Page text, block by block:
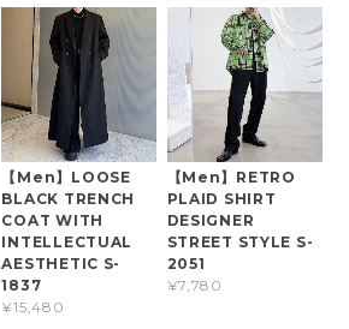
【Men】LOOSE
BLACK TRENCH
COAT WITH
INTELLECTUAL
AESTHETIC S-
1837
¥15,480
【Men】RETRO
PLAID SHIRT
DESIGNER
STREET STYLE S-
2051
¥7,780